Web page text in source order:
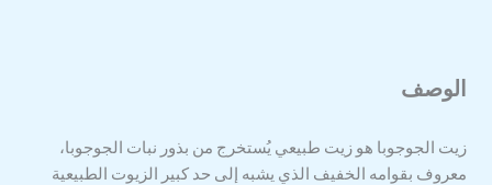
الوصف
زيت الجوجوبا هو زيت طبيعي يُستخرج من بذور نبات الجوجوبا،
معروف بقوامه الخفيف الذي يشبه إلى حد كبير الزيوت الطبيعية